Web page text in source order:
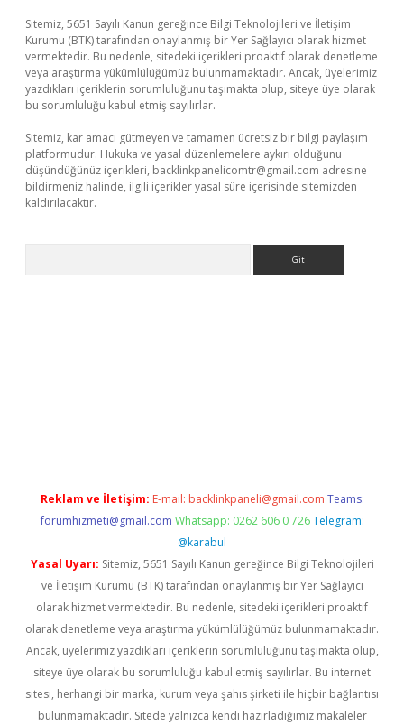
Sitemiz, 5651 Sayılı Kanun gereğince Bilgi Teknolojileri ve İletişim
Kurumu (BTK) tarafından onaylanmış bir Yer Sağlayıcı olarak hizmet
vermektedir. Bu nedenle, sitedeki içerikleri proaktif olarak denetleme
veya araştırma yükümlülüğümüz bulunmamaktadır. Ancak, üyelerimiz
yazdıkları içeriklerin sorumluluğunu taşımakta olup, siteye üye olarak
bu sorumluluğu kabul etmiş sayılırlar.
Sitemiz, kar amacı gütmeyen ve tamamen ücretsiz bir bilgi paylaşım
platformudur. Hukuka ve yasal düzenlemelere aykırı olduğunu
düşündüğünüz içerikleri, backlinkpanelicomtr@gmail.com adresine
bildirmeniz halinde, ilgili içerikler yasal süre içerisinde sitemizden
kaldırılacaktır.
Reklam ve İletişim: E-mail: backlinkpaneli@gmail.com Teams:
forumhizmeti@gmail.com Whatsapp: 0262 606 0 726 Telegram:
@karabul
Yasal Uyarı: Sitemiz, 5651 Sayılı Kanun gereğince Bilgi Teknolojileri
ve İletişim Kurumu (BTK) tarafından onaylanmış bir Yer Sağlayıcı
olarak hizmet vermektedir. Bu nedenle, sitedeki içerikleri proaktif
olarak denetleme veya araştırma yükümlülüğümüz bulunmamaktadır.
Ancak, üyelerimiz yazdıkları içeriklerin sorumluluğunu taşımakta olup,
siteye üye olarak bu sorumluluğu kabul etmiş sayılırlar. Bu internet
sitesi, herhangi bir marka, kurum veya şahıs şirketi ile hiçbir bağlantısı
bulunmamaktadır. Sitede yalnızca kendi hazırladığımız makaleler